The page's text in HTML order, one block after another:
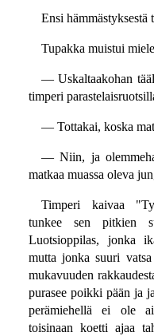
Ensi hämmästyksestä
Tupakka muistui
— Uskaltaakohan
timperi
— Tottakai, koska
— Niin, ja
matkaa muassa oleva
Timperi kaivaa
tunkee sen pitkien
Luotsioppilas, jonka
mutta jonka suuri
mukavuuden
purasee poikki pään ja
perämiehellä ei ole
toisinaan koetti ajaa